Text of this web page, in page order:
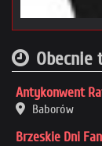
Obecnie
Antykonwent
Baborów
Brzeskie Dni